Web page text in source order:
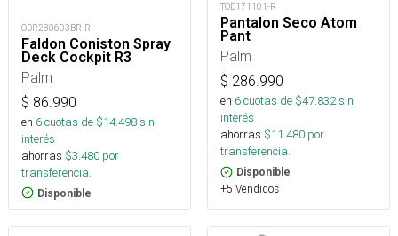
ODR280603BR-R
Faldon Coniston Spray
Deck Cockpit R3
Palm
$ 86.990
en 6cuotas de $14.498sin
interés
ahorras $3.480 por
transferencia.
Disponible
TOD171101-R
Pantalon Seco Atom
Pant
Palm
$ 286.990
en 6cuotas de $47.832sin
interés
ahorras $11.480 por
transferencia.
Disponible
+5 Vendidos